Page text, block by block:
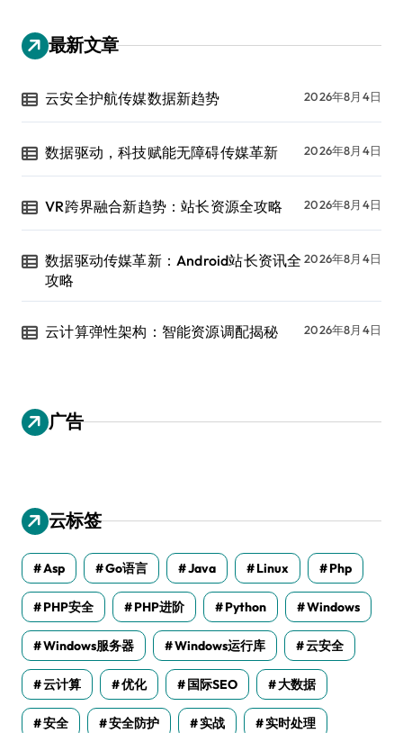
最新文章
云安全护航传媒数据新趋势 2026年8月4日
数据驱动，科技赋能无障碍传媒革新 2026年8月4日
VR跨界融合新趋势：站长资源全攻略 2026年8月4日
数据驱动传媒革新：Android站长资讯全
攻略
2026年8月4日
云计算弹性架构：智能资源调配揭秘 2026年8月4日
广告
云标签
Asp Go语言 Java Linux Php
PHP安全 PHP进阶 Python Windows
Windows服务器 Windows运行库 云安全
云计算 优化 国际SEO 大数据
安全 安全防护 实战 实时处理